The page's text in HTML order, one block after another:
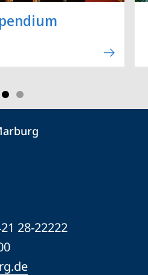
28-22222